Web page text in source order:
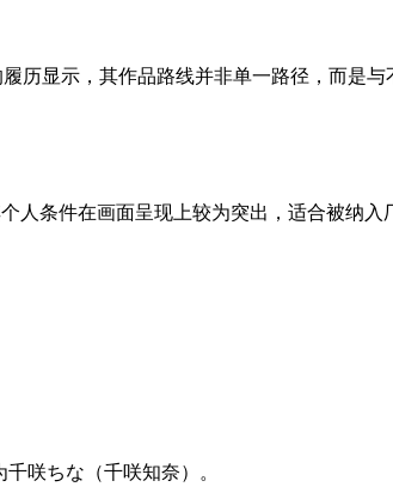
历显示，其作品路线并非单一路径，而是
人条件在画面呈现上较为突出，适合被纳
咲ちな（千咲知奈）。